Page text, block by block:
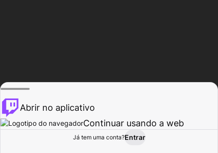
Procurar Atividade
Abrir no aplicativo
Continuar usando a web
Já tem uma conta?Entrar